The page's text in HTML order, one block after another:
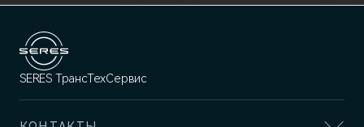
SERES ТрансТехСервис